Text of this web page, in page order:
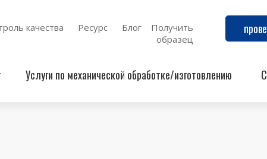
качества Ресурс Блог
Получить
образец
Услуги по механической обработке/изготовлению